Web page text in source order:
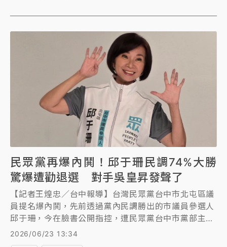
民眾黨再爆內鬨！邱于珊民調74%大勝
驚爆遭勸退選 對手吳皇昇發聲了
【記者王煌忠／台中報導】台灣民眾黨台中市北屯區議
員提名爆內鬨，先前透過黨內民調勝出的市議員參選人
邱于珊，今在臉書公開指控，遭民眾黨台中市黨部主委
陳清龍勸退，質疑黨部有意改徵召民調落敗的前台中市
新聞局長吳皇昇參選，直言「如果贏的人要退、輸的人
2026/06/23 13:34